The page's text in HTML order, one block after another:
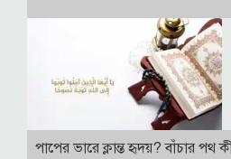
পাপের ভারে ক্লান্ত হৃদয়? বাঁচার পথ